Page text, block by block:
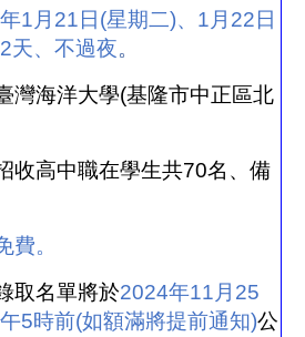
年1 月 21 日 (星期二)、 1 月 22 日
2天、不過夜。
灣海洋大學(基隆市中正區北
收高中職在學生共70名、備
費。
取名單將於2024年11 月 25
5時前(如額滿將提前通知)公